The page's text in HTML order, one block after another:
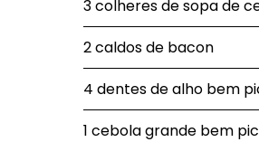
3 colheres de sopa de
2 caldos de bacon
4 dentes de alho bem
1 cebola grande bem